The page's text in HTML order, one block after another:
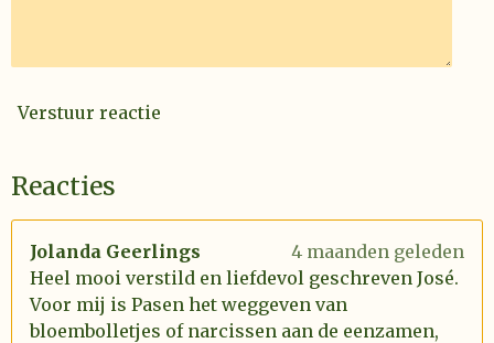
Verstuur reactie
Reacties
Jolanda Geerlings
4 maanden geleden
Heel mooi verstild en liefdevol geschreven José.
Voor mij is Pasen het weggeven van
bloembolletjes of narcissen aan de eenzamen,